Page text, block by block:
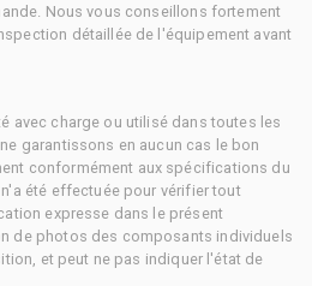
Nous vous conseillons fortement
détaillée de l'équipement avant
avec charge ou utilisé dans toutes les
garantissons en aucun cas le bon
conformément aux spécifications du
été effectuée pour vérifier tout
expresse dans le présent
de photos des composants individuels
et peut ne pas indiquer l'état de